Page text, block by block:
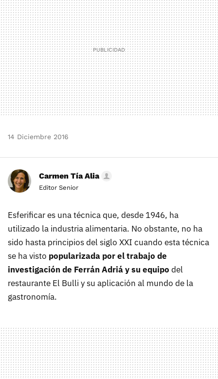
14 Diciembre 2016
Carmen Tía Alia
Editor Senior
Esferificar es una técnica que, desde 1946, ha
utilizado la industria alimentaria. No obstante, no ha
sido hasta principios del siglo XXI cuando esta técnica
se ha visto popularizada por el trabajo de
investigación de Ferrán Adriá y su equipo del
restaurante El Bulli y su aplicación al mundo de la
gastronomía.